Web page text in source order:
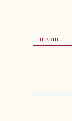
חודשים